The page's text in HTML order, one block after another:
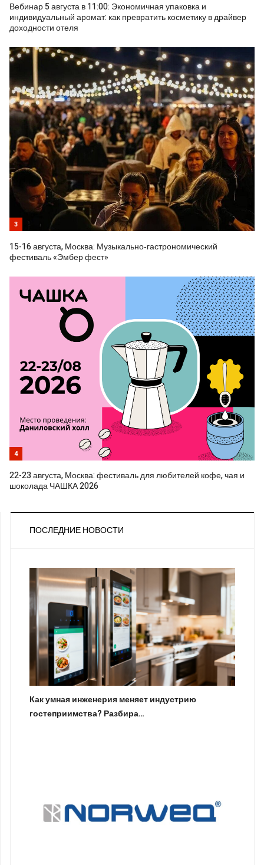
Вебинар 5 августа в 11:00: Экономичная упаковка и
индивидуальный аромат: как превратить косметику в драйвер
доходности отеля
3
15-16 августа, Москва: Музыкально‑гастрономический
фестиваль «Эмбер фест»
4
22-23 августа, Москва: фестиваль для любителей кофе, чая и
шоколада ЧАШКА 2026
ПОСЛЕДНИЕ НОВОСТИ
Как умная инженерия меняет индустрию
гостеприимства? Разбира…